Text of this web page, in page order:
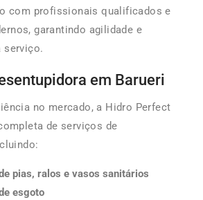
com profissionais qualificados e
garantindo agilidade e
serviço.
em Barueri
no mercado, a Hidro Perfect
de serviços de
pias, ralos e vasos sanitários
esgoto